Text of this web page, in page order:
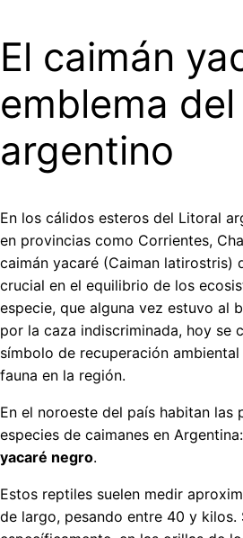
El caimán
emblema
argentino
En los cálidos esteros del Litoral
en provincias como Corrientes,
caimán yacaré (Caiman latirostris)
crucial en el equilibrio de los
especie, que alguna vez estuvo al
por la caza indiscriminada, hoy se
símbolo de recuperación
fauna en la región.
En el noroeste del país habitan las
especies de caimanes en Argentina:
yacaré negro.
Estos reptiles suelen medir
de largo, pesando entre 40 y kilos.